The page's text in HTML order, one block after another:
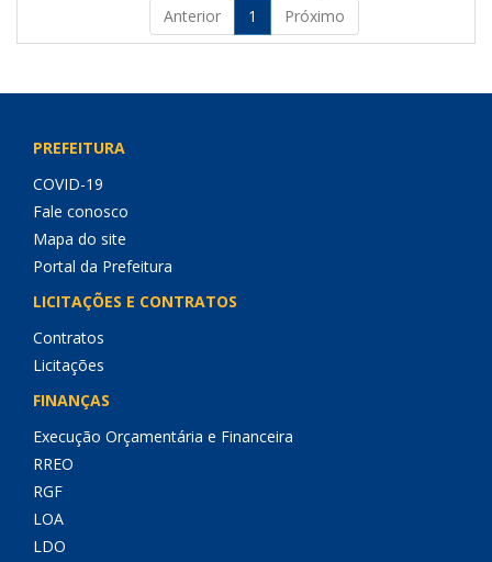
Anterior
1 Próximo
PREFEITURA
COVID-19
Fale conosco
Mapa do site
Portal da Prefeitura
LICITAÇÕES E CONTRATOS
Contratos
Licitações
FINANÇAS
Execução Orçamentária e Financeira
RREO
RGF
LOA
LDO